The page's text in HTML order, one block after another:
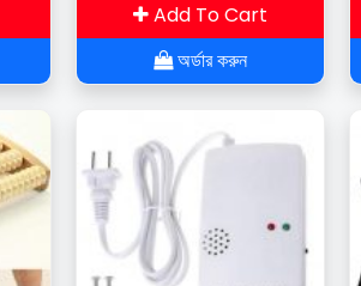
Add To Cart
অর্ডার করুন